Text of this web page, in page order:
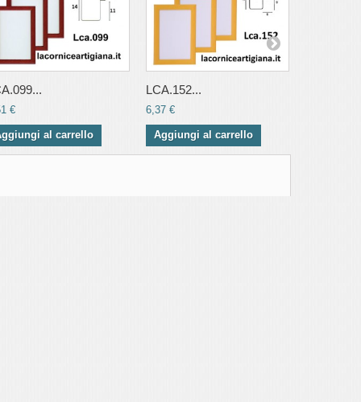
€
al carrello
LCA.152...
6,37 €
Aggiungi al carrello